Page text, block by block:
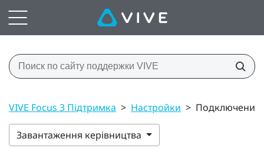
VIVE Focus 3 Підтримка > Настройки > Подключение
Завантаження керівництва